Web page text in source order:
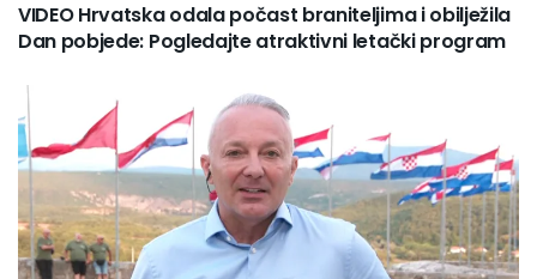
VIDEO Hrvatska odala počast braniteljima i obilježila
Dan pobjede: Pogledajte atraktivni letački program